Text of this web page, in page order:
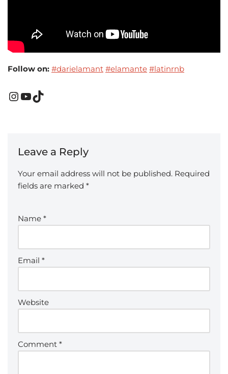
Follow on: #darielamant #elamante #latinrnb
Leave a Reply
Your email address will not be published. Required
fields are marked *
Name *
Email *
Website
Comment *